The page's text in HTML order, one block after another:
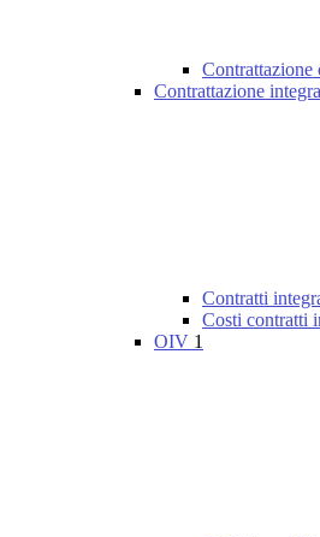
Contrattazione
Contrattazione
Contratti
Costi contratti
OIV 1